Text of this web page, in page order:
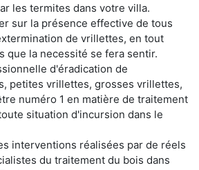
les termites dans votre villa.
sur la présence effective de tous
de vrillettes, en tout
que la necessité se fera sentir.
d'éradication de
petites vrillettes, grosses vrillettes,
numéro 1 en matière de traitement
situation d'incursion dans le
interventions réalisées par de réels
du traitement du bois dans